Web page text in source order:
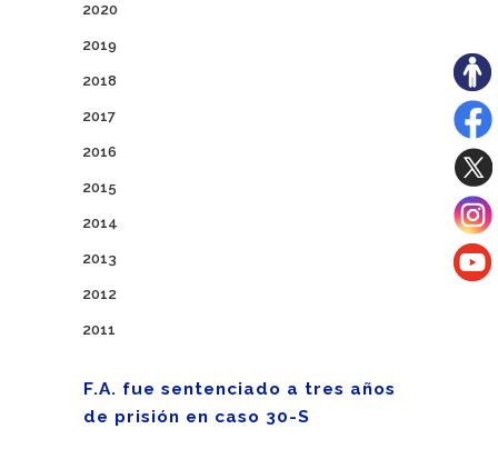
2020
2019
2018
2017
2016
2015
2014
2013
2012
2011
F.A. fue sentenciado a tres años
de prisión en caso 30-S